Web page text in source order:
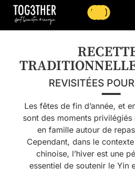
REVISITÉES
Les fêtes de fin d’année, et
sont des moments
en famille autour de
Cependant, dans le
chinoise, l’hiver est une
essentiel de soutenir le Yin